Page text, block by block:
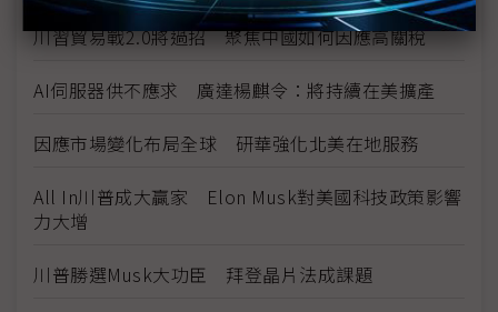
川習貿易戰2.0將過招 聚焦中國如何因應高關稅
AI伺服器供不應求 廣達楊麒令：將持續在美擴產
因應市場變化布局全球 研華強化北美在地服務
All In川普成大贏家 Elon Musk對美國科技政策影響
力大增
川普勝選Musk大功臣 拜登晶片法成課題